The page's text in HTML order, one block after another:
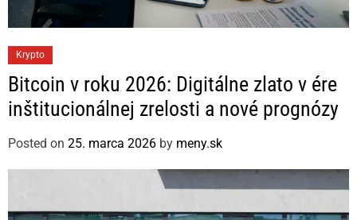
a
t
e
o
r
e
Krypto
Bitcoin v roku 2026: Digitálne zlato v ére
inštitucionálnej zrelosti a nové prognózy
Posted on 25. marca 2026 by meny.sk